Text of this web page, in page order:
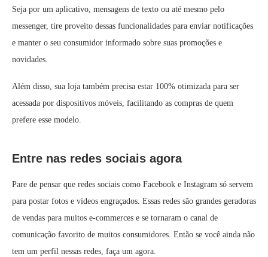
Seja por um aplicativo, mensagens de texto ou até mesmo pelo
messenger, tire proveito dessas funcionalidades para enviar notificações
e manter o seu consumidor informado sobre suas promoções e
novidades.
Além disso, sua loja também precisa estar 100% otimizada para ser
acessada por dispositivos móveis, facilitando as compras de quem
prefere esse modelo.
Entre nas redes sociais agora
Pare de pensar que redes sociais como Facebook e Instagram só servem
para postar fotos e vídeos engraçados. Essas redes são grandes geradoras
de vendas para muitos e-commerces e se tornaram o canal de
comunicação favorito de muitos consumidores. Então se você ainda não
tem um perfil nessas redes, faça um agora.